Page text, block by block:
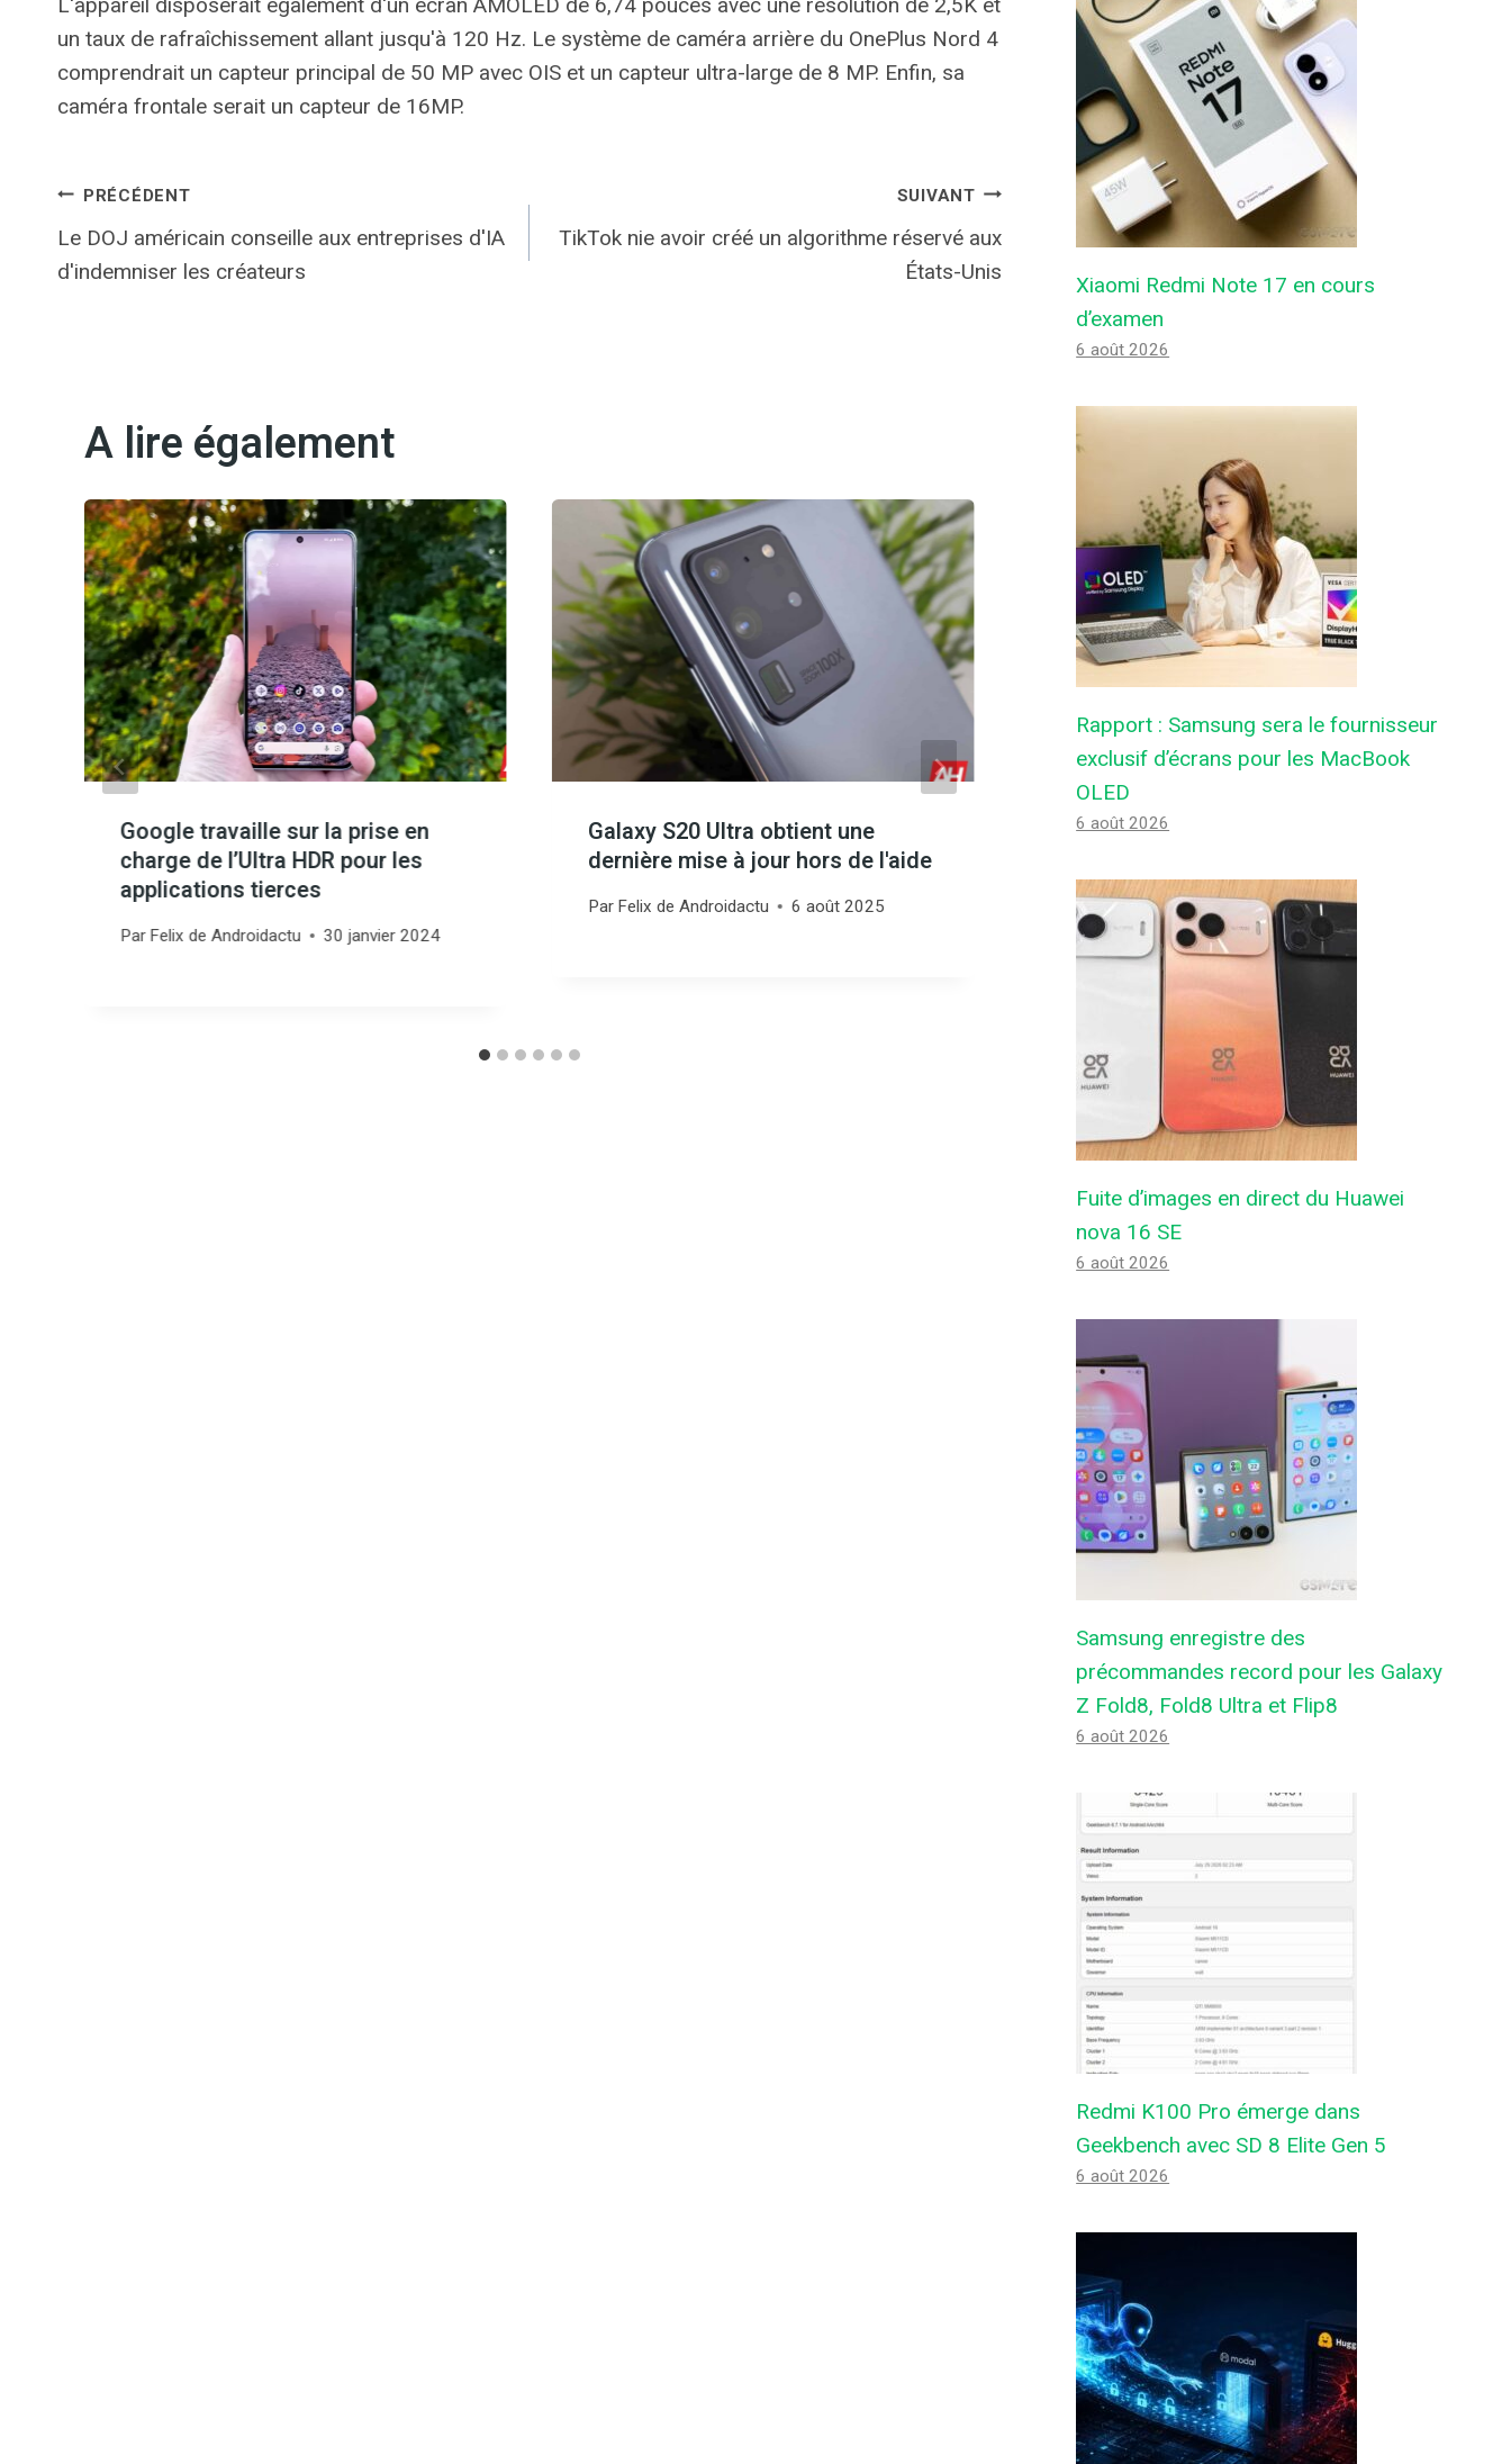
un taux de rafraîchissement allant jusqu'à 120 Hz. Le système de caméra arrière du OnePlus Nord 4
comprendrait un capteur principal de 50 MP avec OIS et un capteur ultra-large de 8 MP. Enfin, sa
caméra frontale serait un capteur de 16MP.
Navigation
de
PRÉCÉDENT
Le DOJ américain conseille aux entreprises d'IA
d'indemniser les créateurs
SUIVANT
TikTok nie avoir créé un algorithme réservé aux
États-Unis
A lire également
Google travaille sur la prise en
charge de l’Ultra HDR pour les
applications tierces
Par Felix de Androidactu 30 janvier 2024
Galaxy S20 Ultra obtient une
dernière mise à jour hors de l'aide
Par Felix de Androidactu 6 août 2025
Déballage et mise en pratique des
ParFelix de Androidactu 8 avril 2026
Xiaomi Redmi Note 17 en cours
d’examen
6 août 2026
Rapport : Samsung sera le fournisseur
exclusif d’écrans pour les MacBook
OLED
6 août 2026
Fuite d’images en direct du Huawei
nova 16 SE
6 août 2026
Samsung enregistre des
précommandes record pour les Galaxy
Z Fold8, Fold8 Ultra et Flip8
6 août 2026
Redmi K100 Pro émerge dans
Geekbench avec SD 8 Elite Gen 5
6 août 2026